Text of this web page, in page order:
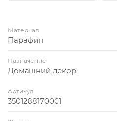
Материал
Парафин
Назначение
Домашний декор
Артикул
3501288170001